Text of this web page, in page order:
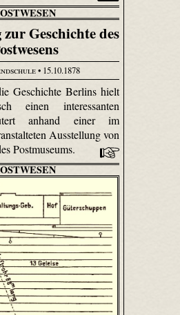
Geschichte des
• 15.10.1878
Geschichte Berlins hielt
einen interessanten
anhand einer im
Ausstellung von
Postmuseums.